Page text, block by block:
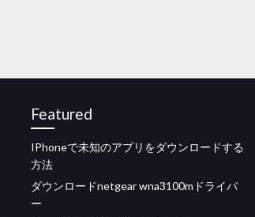
Featured
IPhoneで未知のアプリをダウンロードする
方法
ダウンロードnetgear wna3100mドライバ
ー